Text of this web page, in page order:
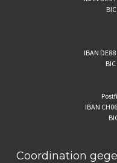
IBAN
IBAN
Coordination